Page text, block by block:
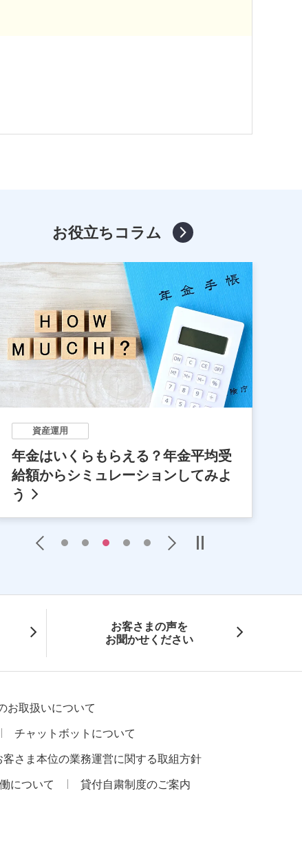
お役立ちコラム
資産運用
年金はいくらもらえる？年金平均受
給額からシミュレーションしてみよ
う
Previous Next
お客さまの声を
お聞かせください
お取扱いについて
チャットボットについて
客さま本位の業務運営に関する取組方針
について 貸付自粛制度のご案内